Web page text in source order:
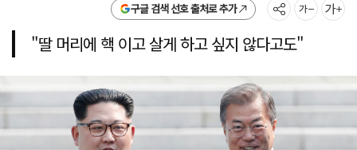
구글 검색 선호 출처로 추가
"딸 머리에 핵 이고 살게 하고 싶지 않다고도"